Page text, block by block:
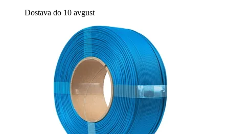
Dostava do 10 avgust